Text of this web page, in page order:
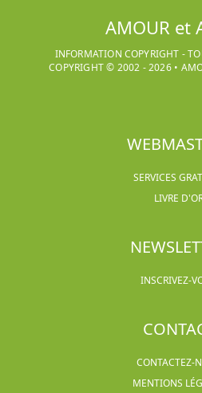
AMOUR et
INFORMATION COPYRIGHT -
COPYRIGHT © 2002 -2026•
SERVICES
LIVRE
INSCRIVEZ-
CONTACTEZ-
MENTIONS